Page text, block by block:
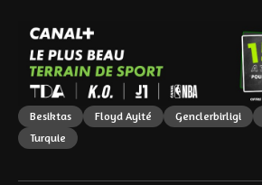
Besiktas Floyd Ayité Genclerbirligi
Turquie